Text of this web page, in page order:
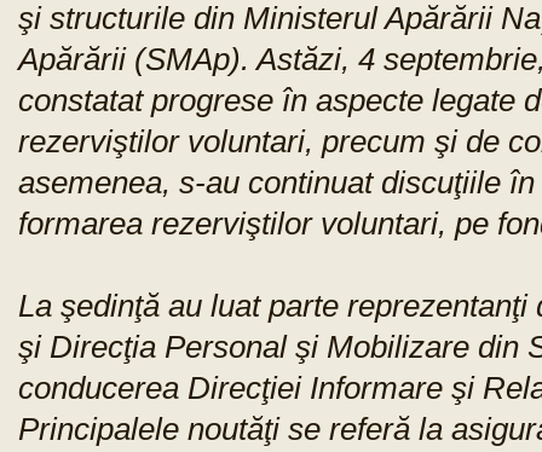
şi structurile din Ministerul Apărării
Apărării (SMAp). Astăzi, 4
constatat progrese în aspecte legate
rezerviştilor voluntari, precum şi de
asemenea, s-au continuat discuţiile
formarea rezerviştilor voluntari, pe
La şedinţă au luat parte
şi Direcţia Personal şi Mobilizare din
conducerea Direcţiei Informare şi
Principalele noutăţi se referă la